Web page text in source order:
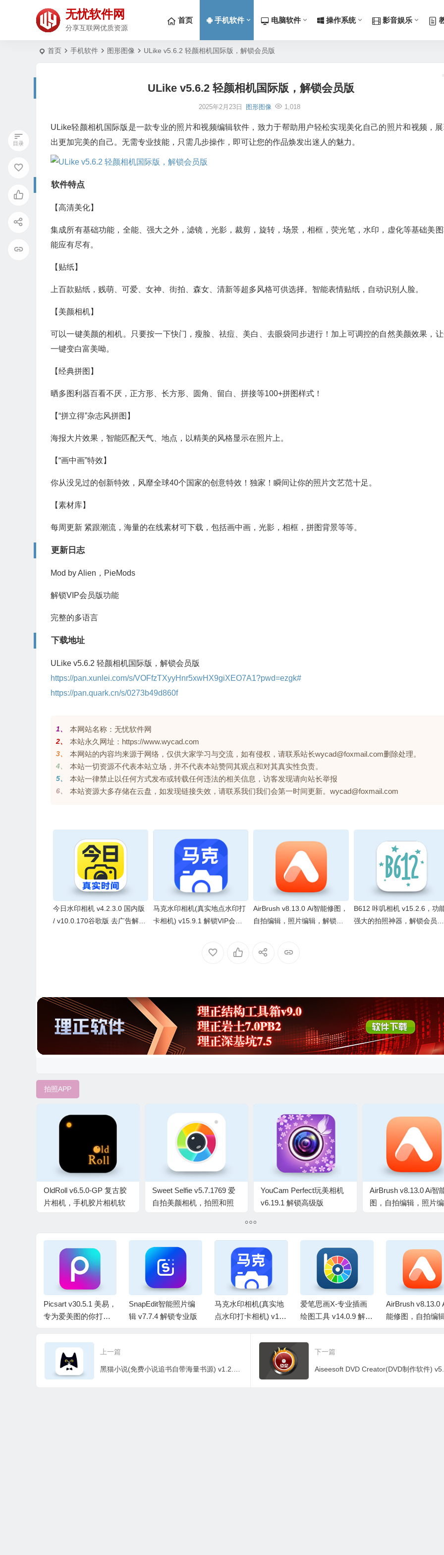
无忧软件网
分享互联网优质资源
首页 手机软件 电脑软件 操作系统 影音娱乐
首页 手机软件 图形图像 ULike v5.6.2 轻颜相机国际版，解锁会员版
ULike v5.6.2 轻颜相机国际版，解锁会员版
2025年2月23日 图形图像 1,018
ULike轻颜相机国际版是一款专业的照片和视频编辑软件，致力于帮助用户轻松实现美化自己的照片和视频，
出更加完美的自己。无需专业技能，只需几步操作，即可让您的作品焕发出迷人的魅力。
软件特点
【高清美化】
集成所有基础功能，全能、强大之外，滤镜，光影，裁剪，旋转，场景，相框，荧光笔，水印，虚化等基础美
能应有尽有。
【贴纸】
上百款贴纸，贱萌、可爱、女神、街拍、森女、清新等超多风格可供选择。智能表情贴纸，自动识别人脸。
【美颜相机】
可以一键美颜的相机。只要按一下快门，瘦脸、祛痘、美白、去眼袋同步进行！加上可调控的自然美颜效果，
一键变白富美呦。
【经典拼图】
晒多图利器百看不厌，正方形、长方形、圆角、留白、拼接等100+拼图样式！
【“拼立得”杂志风拼图】
海报大片效果，智能匹配天气、地点，以精美的风格显示在照片上。
【“画中画”特效】
你从没见过的创新特效，风靡全球40个国家的创意特效！独家！瞬间让你的照片文艺范十足。
【素材库】
每周更新 紧跟潮流，海量的在线素材可下载，包括画中画，光影，相框，拼图背景等等。
更新日志
Mod by Alien，PieMods
解锁VIP会员版功能
完整的多语言
下载地址
ULike v5.6.2 轻颜相机国际版，解锁会员版
https://pan.xunlei.com/s/VOFfzTXyyHnr5xwHX9giXEO7A1?pwd=ezgk#
https://pan.quark.cn/s/0273b49d860f
1、 本网站名称：无忧软件网
2、 本站永久网址：https://www.wycad.com
3、 本网站的内容均来源于网络，仅供大家学习与交流，如有侵权，请联系站长wycad@foxmail.com删除处理。
4、 本站一切资源不代表本站立场，并不代表本站赞同其观点和对其真实性负责。
5、 本站一律禁止以任何方式发布或转载任何违法的相关信息，访客发现请向站长举报
6、 本站资源大多存储在云盘，如发现链接失效，请联系我们我们会第一时间更新。wycad@foxmail.com
今日水印相机 v4.2.3.0 国内版
/ v10.0.170谷歌版 去广告解锁
马克水印相机(真实地点水印打
卡相机) v15.9.1 解锁VIP会员
AirBrush v8.13.0 Ai智能修图，
自拍编辑，照片编辑，解锁高
B612 咔叽相机 v15.2.6，功
强大的拍照神器，解锁会员订
拍照APP
OldRoll v6.5.0-GP 复古胶
片相机，手机胶片相机软
Sweet Selfie v5.7.1769 爱
自拍美颜相机，拍照和照
YouCam Perfect玩美相机
v6.19.1 解锁高级版
AirBrush v8.13.0 Ai智
图，自拍编辑，照片编
Picsart v30.5.1 美易，
专为爱美图的你打
SnapEdit智能照片编
辑 v7.7.4 解锁专业版
马克水印相机(真实地
点水印打卡相机) v15.
爱笔思画X-专业插画
绘图工具 v14.0.9 解锁
AirBrush v8.13.0
能修图，自拍编
上一篇 下一篇